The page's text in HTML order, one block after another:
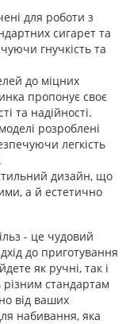
для роботи з
сигарет та
гнучкість та
до міцних
пропонує своє
та надійності.
розроблені
легкість
дизайн, що
а й естетично
- це чудовий
до приготування
як ручні, так і
стандартам
від ваших
набивання, яка